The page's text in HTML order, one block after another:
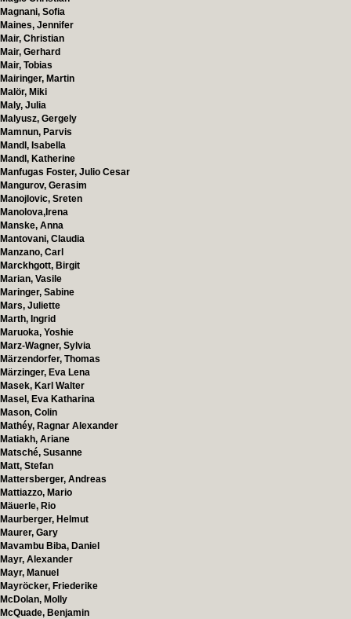
Magnani, Sofia
Maines, Jennifer
Mair, Christian
Mair, Gerhard
Mair, Tobias
Mairinger, Martin
Malör, Miki
Maly, Julia
Malyusz, Gergely
Mamnun, Parvis
Mandl, Isabella
Mandl, Katherine
Manfugas Foster, Julio Cesar
Mangurov, Gerasim
Manojlovic, Sreten
Manolova,Irena
Manske, Anna
Mantovani, Claudia
Manzano, Carl
Marckhgott, Birgit
Marian, Vasile
Maringer, Sabine
Mars, Juliette
Marth, Ingrid
Maruoka, Yoshie
Marz-Wagner, Sylvia
Märzendorfer, Thomas
Märzinger, Eva Lena
Masek, Karl Walter
Masel, Eva Katharina
Mason, Colin
Mathéy, Ragnar Alexander
Matiakh, Ariane
Matsché, Susanne
Matt, Stefan
Mattersberger, Andreas
Mattiazzo, Mario
Mäuerle, Rio
Maurberger, Helmut
Maurer, Gary
Mavambu Biba, Daniel
Mayr, Alexander
Mayr, Manuel
Mayröcker, Friederike
McDolan, Molly
McQuade, Benjamin